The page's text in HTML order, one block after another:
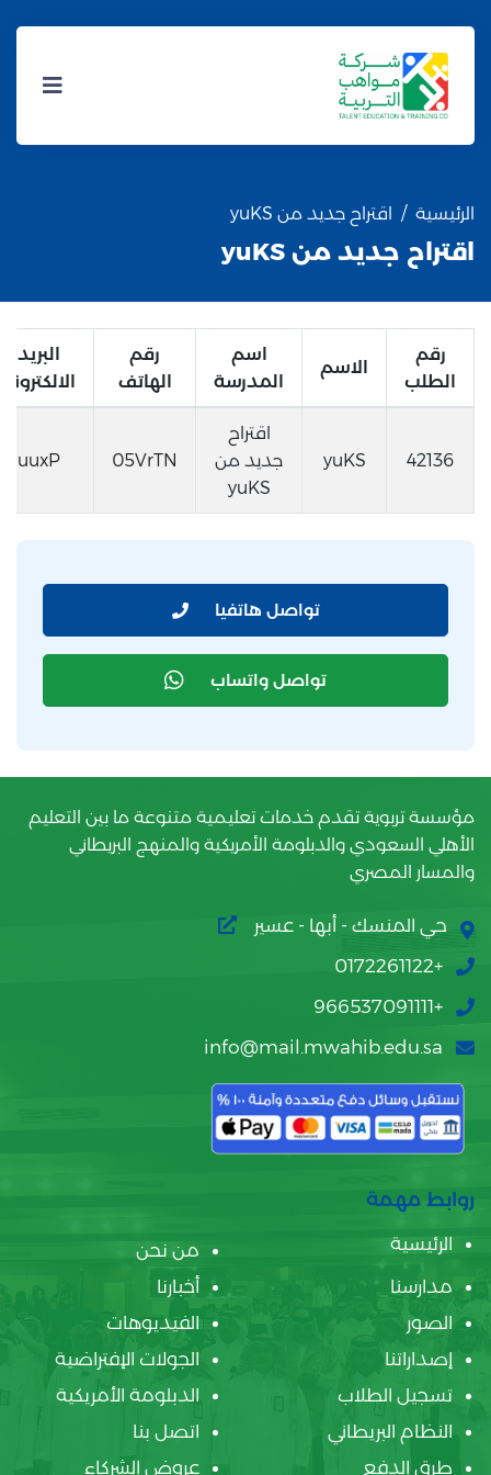
الرئيسية اقتراح جديد من yuKS
اقتراح جديد من yuKS
رقم
الطلب
الاسم
اسم
المدرسة
رقم
الهاتف
البريد
الالكتروني
42136
yuKS
اقتراح
جديد من
yuKS
05VrTN
uuxP
تواصل هاتفيا
تواصل واتساب
مؤسسة تربوية تقدم خدمات تعليمية متنوعة ما بين التعليم
الأهلي السعودي والدبلومة الأمريكية والمنهج البريطاني
والمسار المصري
حي المنسك - أبها - عسير
+0172261122
+966537091111
info@mail.mwahib.edu.sa
روابط مهمة
الرئيسية
من نحن
مدارسنا
أخبارنا
الصور
الفيديوهات
إصداراتنا
الجولات الإفتراضية
تسجيل الطلاب
الدبلومة الأمريكية
النظام البريطاني
اتصل بنا
طرق الدفع
عروض الشركاء